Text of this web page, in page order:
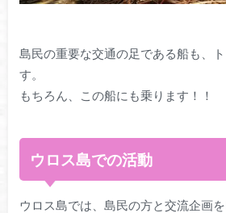
島民の重要な交通の足である船も、
す。
もちろん、この船にも乗ります！！
ウロス島での活動
ウロス島では、島民の方と交流企画を